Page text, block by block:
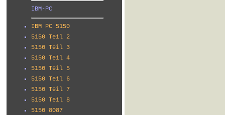
IBM-PC
IBM PC 5150
5150 Teil 2
5150 Teil 3
5150 Teil 4
5150 Teil 5
5150 Teil 6
5150 Teil 7
5150 Teil 8
5150 8087